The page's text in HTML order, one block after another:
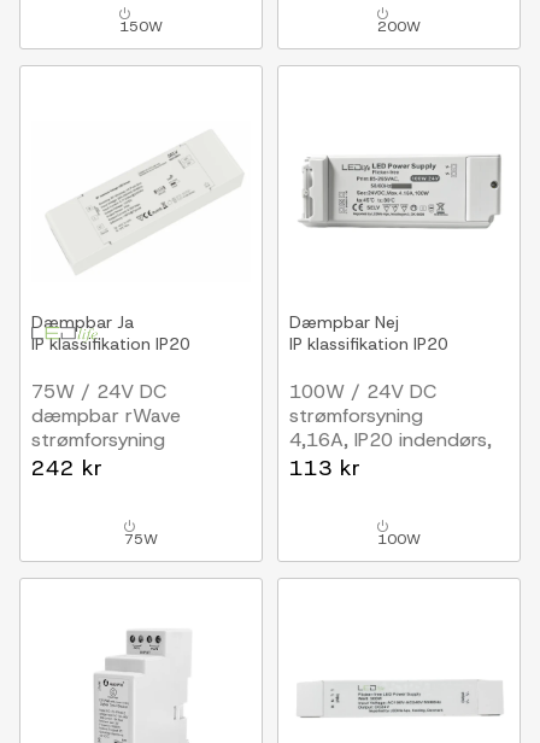
150W 200W
Dæmpbar Ja
IP klassifikation IP20
75W / 24V DC
dæmpbar rWave
strømforsyning
3.125A, RF, push-dæmp
242 kr
75W
Dæmpbar Nej
IP klassifikation IP20
100W / 24V DC
strømforsyning
4,16A, IP20 indendørs,
Flicker free
113 kr
100W